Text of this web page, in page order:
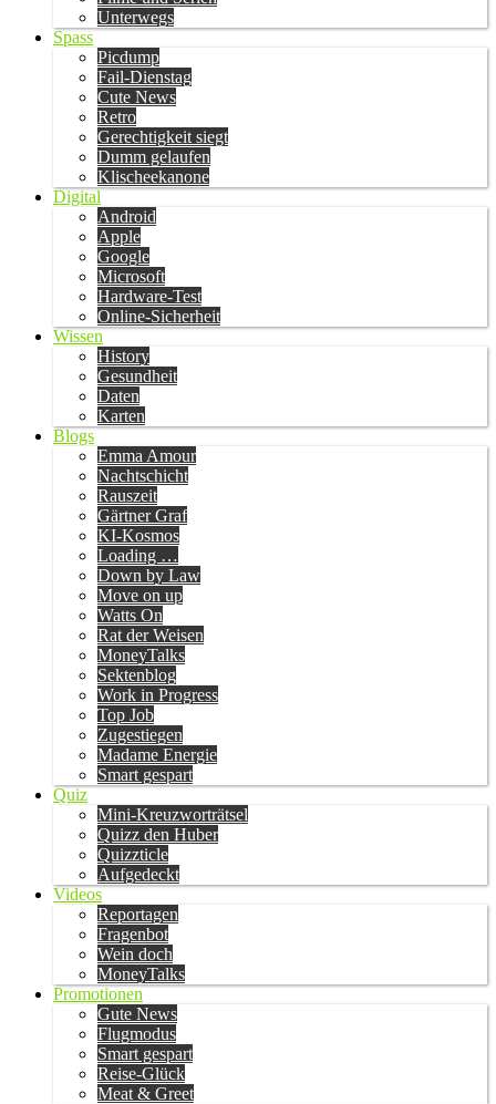
Unterwegs
Spass
Picdump
Fail-Dienstag
Cute News
Retro
Gerechtigkeit siegt
Dumm gelaufen
Klischeekanone
Digital
Android
Apple
Google
Microsoft
Hardware-Test
Online-Sicherheit
Wissen
History
Gesundheit
Daten
Karten
Blogs
Emma Amour
Nachtschicht
Rauszeit
Gärtner Graf
KI-Kosmos
Loading …
Down by Law
Move on up
Watts On
Rat der Weisen
MoneyTalks
Sektenblog
Work in Progress
Top Job
Zugestiegen
Madame Energie
Smart gespart
Quiz
Mini-Kreuzworträtsel
Quizz den Huber
Quizzticle
Aufgedeckt
Videos
Reportagen
Fragenbot
Wein doch
MoneyTalks
Promotionen
Gute News
Flugmodus
Smart gespart
Reise-Glück
Meat & Greet